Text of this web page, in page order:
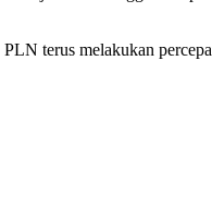
terus melakukan